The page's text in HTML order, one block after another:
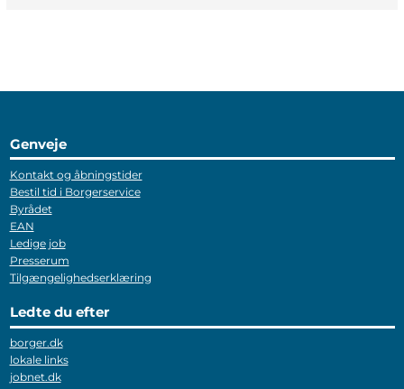
Genveje
Kontakt og åbningstider
Bestil tid i Borgerservice
Byrådet
EAN
Ledige job
Presserum
Tilgængelighedserklæring
Ledte du efter
borger.dk
lokale links
jobnet.dk